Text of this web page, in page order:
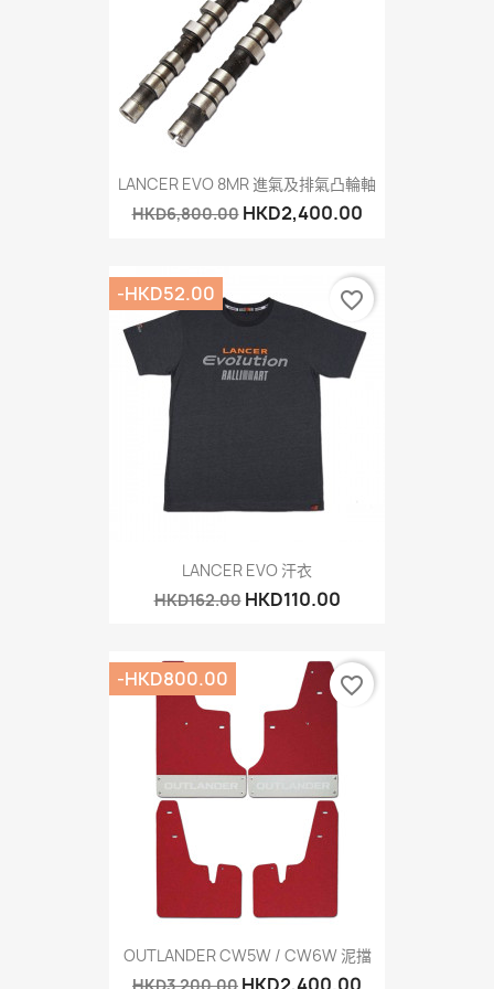
LANCER EVO 8MR 進氣及排氣凸輪軸
HKD6,800.00 HKD2,400.00
LANCER EVO 汗衣
HKD162.00 HKD110.00
-HKD52.00 favorite_border
OUTLANDER CW5W / CW6W 泥擋
-HKD800.00 favorite_border